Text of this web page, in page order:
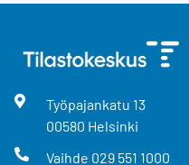
Työpajankatu 13
00580 Helsinki
Vaihde 029 551 1000